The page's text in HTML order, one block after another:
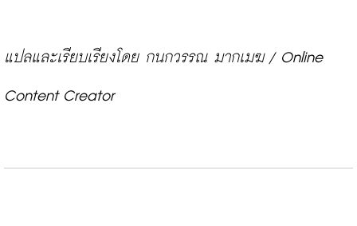
แปลและเรียบเรียงโดย กนกวรรณ มากเมฆ / Online
Content Creator